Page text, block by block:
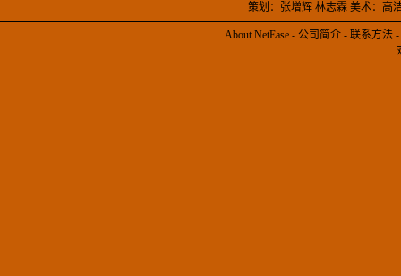
策划：张增辉 林志霖 美术：
About NetEase - 公司简介 - 联系方法 -